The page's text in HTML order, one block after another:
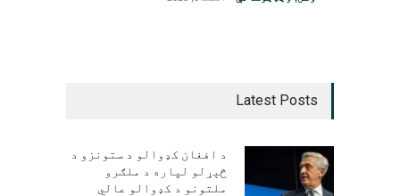
Latest Posts
د افغان کډوالو د ستونزو د
څېړلو لپاره د ملګرو
ملتونو د کډوالو عالي